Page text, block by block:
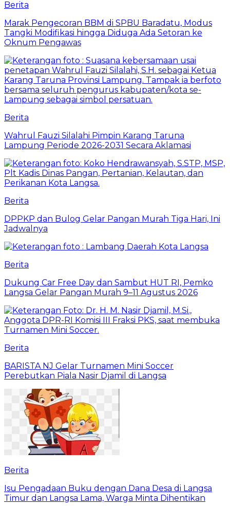
Berita
Marak Pengecoran BBM di SPBU Baradatu, Modus
Tangki Modifikasi hingga Diduga Ada Setoran ke
Oknum Pengawas
Berita
Wahrul Fauzi Silalahi Pimpin Karang Taruna
Lampung Periode 2026-2031 Secara Aklamasi
Berita
DPPKP dan Bulog Gelar Pangan Murah Tiga Hari, Ini
Jadwalnya
Berita
Dukung Car Free Day dan Sambut HUT RI, Pemko
Langsa Gelar Pangan Murah 9–11 Agustus 2026
Berita
BARISTA NJ Gelar Turnamen Mini Soccer
Perebutkan Piala Nasir Djamil di Langsa
Berita
Isu Pengadaan Buku dengan Dana Desa di Langsa
Timur dan Langsa Lama, Warga Minta Dihentikan